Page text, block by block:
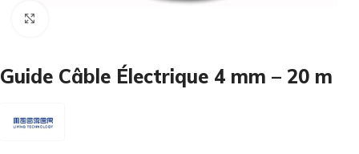
Guide Câble Électrique 4 mm – 20 m